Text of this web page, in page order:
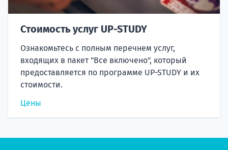
Стоимость услуг UP-STUDY
Ознакомьтесь с полным перечнем услуг,
входящих в пакет "Все включено", который
предоставляется по программе UP-STUDY и их
стоимости.
Цены